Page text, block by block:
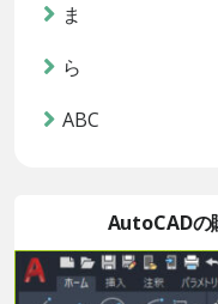
ま
ら
ABC
AutoCADの